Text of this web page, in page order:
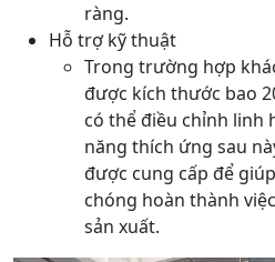
ràng.
Hỗ trợ kỹ thuật
Trong trường hợp
được kích thước bao
có thể điều chỉnh linh
năng thích ứng sau
được cung cấp để
chóng hoàn thành
sản xuất.